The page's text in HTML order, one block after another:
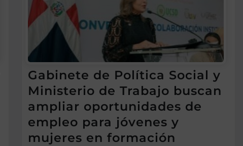
Gabinete de Política Social y
Ministerio de Trabajo buscan
ampliar oportunidades de
empleo para jóvenes y
mujeres en formación